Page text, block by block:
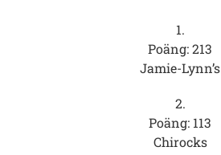
1.
Poäng: 213
Jamie-Lynn’s
2.
Poäng: 113
Chirocks